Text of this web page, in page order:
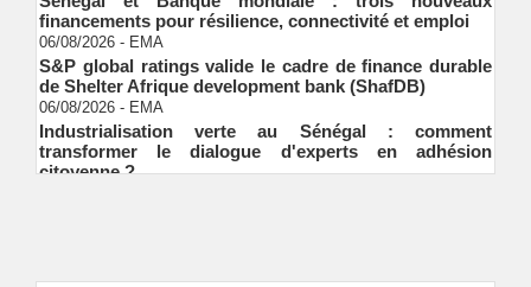
financements pour résilience, connectivité et emploi
06/08/2026 EMA
S&P global ratings valide le cadre de finance durable
de Shelter Afrique development bank (ShafDB)
06/08/2026 EMA
Industrialisation verte au Sénégal : comment
transformer le dialogue d'experts en adhésion
citoyenne ?